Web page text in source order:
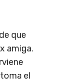
que
amiga.
el